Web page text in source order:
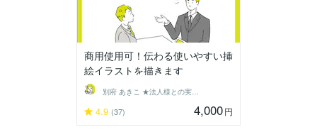
商用使用可！伝わる使いやすい挿
絵イラストを描きます
別府 あきこ ★法人様との実績多数★
4.9 (37) 4,000円